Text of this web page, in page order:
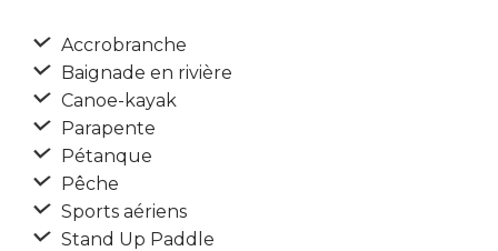
Accrobranche
Baignade en rivière
Canoe-kayak
Parapente
Pétanque
Pêche
Sports aériens
Stand Up Paddle